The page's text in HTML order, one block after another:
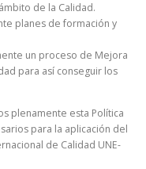
de la Calidad.
planes de formación y
un proceso de Mejora
para así conseguir los
plenamente esta Política
para la aplicación del
de Calidad UNE-